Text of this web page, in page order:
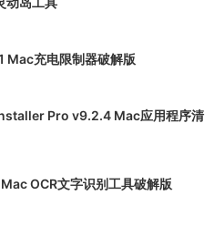
Mac充电限制器破解版
Pro v9.2.4 Mac应用程序清
OCR文字识别工具破解版